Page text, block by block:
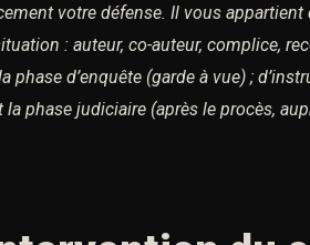
votre défense. Il vous appartient
: auteur, co-auteur, complice,
d’enquête (garde à vue) ;
la phase judiciaire (après le procès,